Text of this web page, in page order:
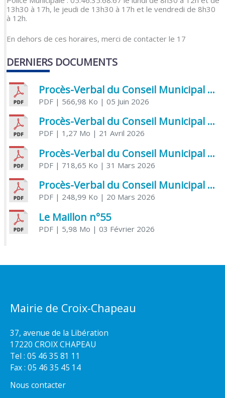
13h30 à 17h, le jeudi de 13h30 à 17h et le vendredi de 8h30
à 12h.
En dehors de ces horaires, merci de contacter le 17
DERNIERS DOCUMENTS
Procès-Verbal du Conseil Municipal du 5 juin 2026
PDF| 566,98 Ko | 05 Juin 2026
Procès-Verbal du Conseil Municipal du 21 avril 2026
PDF| 1,27 Mo | 21 Avril 2026
Procès-Verbal du Conseil Municipal du 31 mars 2026
PDF| 718,65 Ko | 31 Mars 2026
Procès-Verbal du Conseil Municipal du 20 mars 2026
PDF| 248,99 Ko | 20 Mars 2026
Le Maillon n°55
PDF| 5,98 Mo | 03 Février 2026
Mairie de Croix-Chapeau
37, avenue de la Libération
17220 CROIX CHAPEAU
Tel : 05 46 35 81 11
Fax : 05 46 35 45 14
Nous contacter